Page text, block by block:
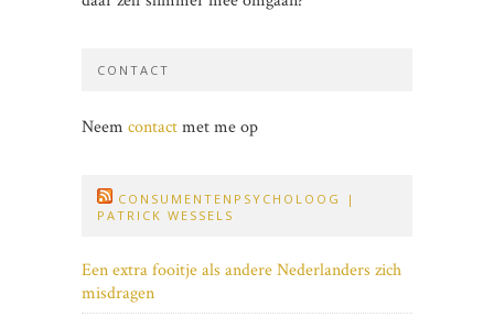
CONTACT
Neem contactmet me op
CONSUMENTENPSYCHOLOOG |
PATRICK WESSELS
Een extra fooitje als andere Nederlanders zich
misdragen